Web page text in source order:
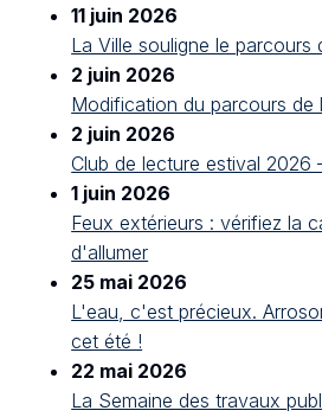
11 juin 2026
La Ville souligne le parcours
2 juin 2026
Modification du parcours de
2 juin 2026
Club de lecture estival
1 juin 2026
Feux extérieurs : vérifiez la
d'allumer
25 mai 2026
L'eau, c'est précieux.
cet été !
22 mai 2026
La Semaine des travaux